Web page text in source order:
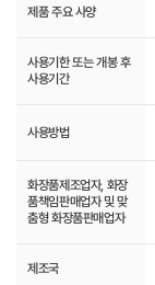
제품 주요 사양
사용기한 또는 개봉 후
사용기간
사용방법
화장품제조업자, 화장
품책임판매업자 및 맞
춤형 화장품판매업자
제조국